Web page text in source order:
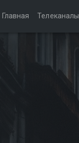
Главная Телеканалы